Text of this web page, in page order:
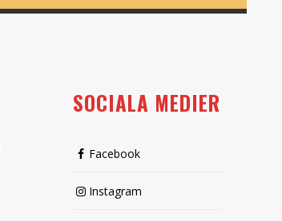
SOCIALA MEDIER
Facebook
Instagram